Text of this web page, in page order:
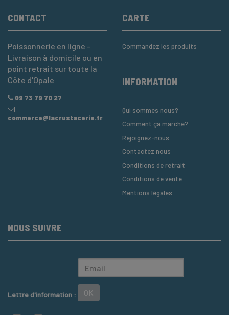
CONTACT
Poissonnerie en ligne -
Livraison à domicile ou en
point retrait sur toute la
Côte d'Opale
09 73 79 70 27
commerce@lacrustacerie.fr
CARTE
Commandez les produits
INFORMATION
Qui sommes nous?
Comment ça marche?
Rejoignez-nous
Contactez nous
Conditions de retrait
Conditions de vente
Mentions légales
NOUS SUIVRE
Lettre d'information : OK